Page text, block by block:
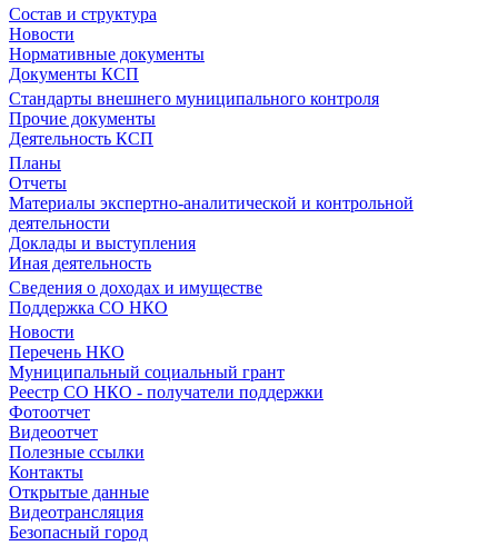
Состав и структура
Новости
Нормативные документы
Документы КСП
Стандарты внешнего муниципального контроля
Прочие документы
Деятельность КСП
Планы
Отчеты
Материалы экспертно-аналитической и контрольной
деятельности
Доклады и выступления
Иная деятельность
Сведения о доходах и имуществе
Поддержка СО НКО
Новости
Перечень НКО
Муниципальный социальный грант
Реестр СО НКО - получатели поддержки
Фотоотчет
Видеоотчет
Полезные ссылки
Контакты
Открытые данные
Видеотрансляция
Безопасный город